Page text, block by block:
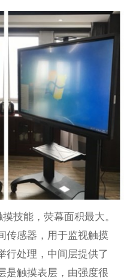
技能，荧幕面积最大。
传感器，用于监视触摸
行处理，中间层提供了
是触摸表层，由强度很